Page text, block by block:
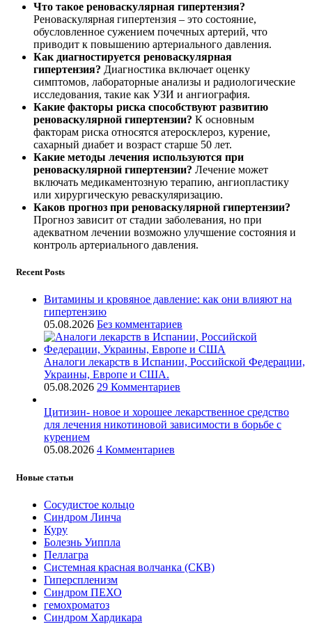
Что такое реноваскулярная гипертензия?
Реноваскулярная гипертензия – это состояние,
обусловленное сужением почечных артерий, что
приводит к повышению артериального давления.
Как диагностируется реноваскулярная
гипертензия? Диагностика включает оценку
симптомов, лабораторные анализы и радиологические
исследования, такие как УЗИ и ангиография.
Какие факторы риска способствуют развитию
реноваскулярной гипертензии? К основным
факторам риска относятся атеросклероз, курение,
сахарный диабет и возраст старше 50 лет.
Какие методы лечения используются при
реноваскулярной гипертензии? Лечение может
включать медикаментозную терапию, ангиопластику
или хирургическую реваскуляризацию.
Каков прогноз при реноваскулярной гипертензии?
Прогноз зависит от стадии заболевания, но при
адекватном лечении возможно улучшение состояния и
контроль артериального давления.
Recent Posts
Витамины и кровяное давление: как они влияют на
гипертензию
05.08.2026 Без комментариев
Аналоги лекарств в Испании, Российской Федерации,
Украины, Европе и США.
05.08.2026 29 Комментариев
Цитизин- новое и хорошее лекарственное средство
для лечения никотиновой зависимости в борьбе с
курением
05.08.2026 4 Комментариев
Новые статьи
Сосудистое кольцо
Синдром Линча
Куру
Болезнь Уиппла
Пеллагра
Системная красная волчанка (СКВ)
Гиперспленизм
Синдром ПЕХО
гемохроматоз
Синдром Хардикара